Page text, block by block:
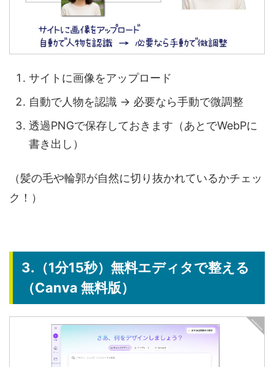
サイトに画像をアップロード
自動で人物を認識 → 必要なら手動で微調整
透過PNGで保存しておきます（あとでWebPに
書き出し）
（髪の毛や輪郭が自然に切り抜かれているかチェッ
ク！）
3.（1分15秒）無料エディタで整える
（Canva 無料版）